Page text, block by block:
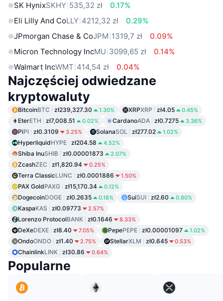
SK HynixSKHY 535,32 zł
0.17%
Eli Lilly And CoLLY 4212,32 zł
0.29%
JPmorgan Chase & CoJPM 1319,7 zł
0.09%
Micron Technology IncMU 3099,65 zł
0.14%
Walmart IncWMT 414,54 zł 0.04%
Najczęściej odwiedzane
kryptowaluty
BitcoinBTC zł239,327.30 1.30% XRPXRP zł4.05 0.45%
EterETH zł7,008.51 0.02% CardanoADA zł0.7275 3.36%
PiPI zł0.3109 3.25% SolanaSOL zł277.02 1.02%
HyperliquidHYPE zł204.58 4.52%
Shiba InuSHIB zł0.00001873 2.07%
ZcashZEC zł1,820.94 0.25%
Terra ClassicLUNC zł0.0001886 1.50%
PAX GoldPAXG zł15,170.34 0.12%
DogecoinDOGE zł0.2635 0.18% SuiSUI zł2.60 0.80%
KaspaKAS zł0.09773 2.57%
Lorenzo ProtocolBANK zł0.1646 8.33%
DeXeDEXE zł8.40 7.05% PepePEPE zł0.00001097 1.02%
OndoONDO zł1.40 2.75% StellarXLM zł0.645 0.53%
ChainlinkLINK zł30.86 0.64%
Popularne